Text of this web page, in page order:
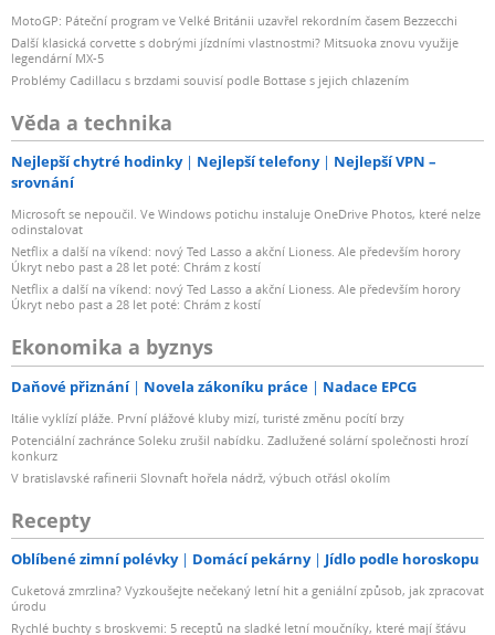
MotoGP: Páteční program ve Velké Británii uzavřel rekordním časem Bezzecchi
Další klasická corvette s dobrými jízdními vlastnostmi? Mitsuoka znovu využije
legendární MX-5
Problémy Cadillacu s brzdami souvisí podle Bottase s jejich chlazením
Věda a technika
Nejlepší chytré hodinky Nejlepší telefony
Nejlepší VPN –
srovnání
Microsoft se nepoučil. Ve Windows potichu instaluje OneDrive Photos, které nelze
odinstalovat
Netflix a další na víkend: nový Ted Lasso a akční Lioness. Ale především horory
Úkryt nebo past a 28 let poté: Chrám z kostí
Netflix a další na víkend: nový Ted Lasso a akční Lioness. Ale především horory
Úkryt nebo past a 28 let poté: Chrám z kostí
Ekonomika a byznys
Daňové přiznání Novela zákoníku práce Nadace EPCG
Itálie vyklízí pláže. První plážové kluby mizí, turisté změnu pocítí brzy
Potenciální zachránce Soleku zrušil nabídku. Zadlužené solární společnosti hrozí
konkurz
V bratislavské rafinerii Slovnaft hořela nádrž, výbuch otřásl okolím
Recepty
Oblíbené zimní polévky Domácí pekárny Jídlo podle horoskopu
Cuketová zmrzlina? Vyzkoušejte nečekaný letní hit a geniální způsob, jak zpracovat
úrodu
Rychlé buchty s broskvemi: 5 receptů na sladké letní moučníky, které mají šťávu